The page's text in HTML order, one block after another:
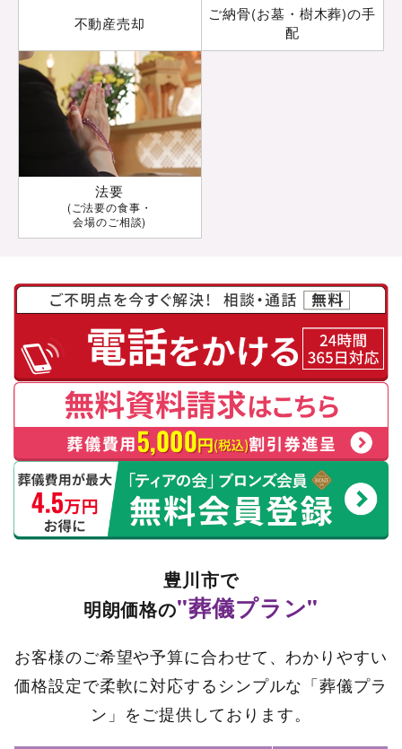
不動産売却
ご納骨(お墓・樹木葬)の手
配
法要
(ご法要の食事・
会場のご相談)
豊川市で
明朗価格の"葬儀プラン"
お客様のご希望や予算に合わせて、わかりやすい
価格設定で柔軟に対応するシンプルな「葬儀プラ
ン」をご提供しております。